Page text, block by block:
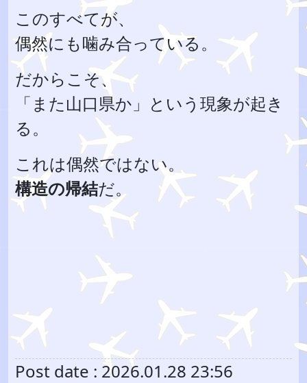
このすべてが、
偶然にも噛み合っている。
だからこそ、
「また山口県か」という現象が起き
る。
これは偶然ではない。
構造の帰結だ。
Post date : 2026.01.28 23:56